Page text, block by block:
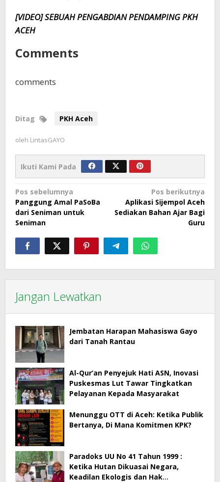
[VIDEO] SEBUAH PENGABDIAN PENDAMPING PKH
ACEH
Comments
comments
Ditag PKH Aceh
oleh LintasGAYO
Ikuti Kami Pada
Navigasi
pos
Pos sebelumnya
Panggung Amal PaSoBa
dari Seniman untuk
Seniman
Pos berikutnya
Aplikasi Sijempol Aceh
Sediakan Bahan Ajar Bagi
Guru
Jangan Lewatkan
Jembatan Harapan Mahasiswa Gayo
dari Tanah Rantau
Al-Qur’an Penyejuk Hati ASN, Inovasi
Puskesmas Lut Tawar Tingkatkan
Pelayanan Kepada Masyarakat
Menunggu OTT di Aceh: Ketika Publik
Bertanya, Di Mana Komitmen KPK?
Paradoks UU No 41 Tahun 1999 :
Ketika Hutan Dikuasai Negara,
Keadilan Ekologis dan Hak